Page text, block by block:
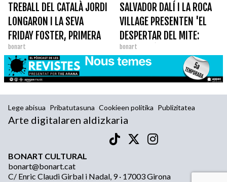
TREBALL DEL CATALÀ JORDI
LONGARON I LA SEVA
FRIDAY FOSTER, PRIMERA
HEROÏNA NEGRA DEL CÒMIC
bonart
SALVADOR DALÍ I LA ROCA
VILLAGE PRESENTEN 'EL
DESPERTAR DEL MITE:
GALA DALÍ'
bonart
Lege abisua Pribatutasuna Cookieen politika Publizitatea
Arte digitalaren aldizkaria
BONART CULTURAL
bonart@bonart.cat
C/ Enric Claudi Girbal i Nadal, 9 · 17003 Girona